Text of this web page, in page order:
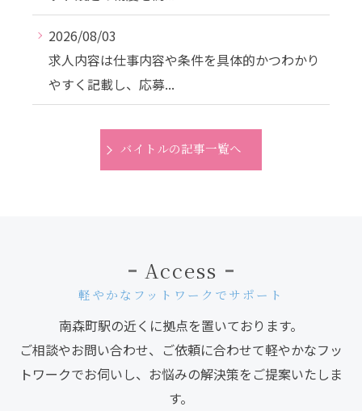
2026/08/03
求人内容は仕事内容や条件を具体的かつわかり
やすく記載し、応募...
バイトルの記事一覧へ
軽やかなフットワークでサポート
Access
南森町駅の近くに拠点を置いております。
ご相談やお問い合わせ、ご依頼に合わせて軽やかなフッ
トワークでお伺いし、お悩みの解決策をご提案いたしま
す。